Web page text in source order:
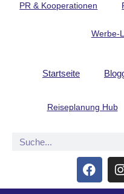
PR & Kooperationen
Werbe-
Startseite
Reiseplanung Hub